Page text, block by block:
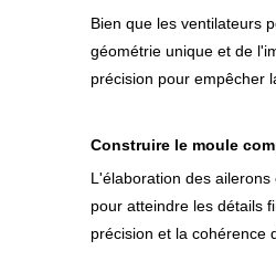
Bien que les ventilateurs
géométrie unique et de
précision pour empêcher
Construire le moule
L'élaboration des
pour atteindre les détails
précision et la cohérence